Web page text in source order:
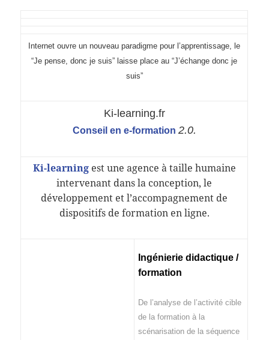
Internet ouvre un nouveau paradigme pour l’apprentissage, le
“Je pense, donc je suis” laisse place au “J’échange donc je
suis”
Ki-learning.fr
Conseil en e-formation 2.0.
Ki-learningest une agence à taille humaine
intervenant dans la conception, le
développement et l’accompagnement de
dispositifs de formation en ligne.
Ingénierie didactique /
formation
De l’analyse de l’activité cible
de la formation à la
scénarisation de la séquence